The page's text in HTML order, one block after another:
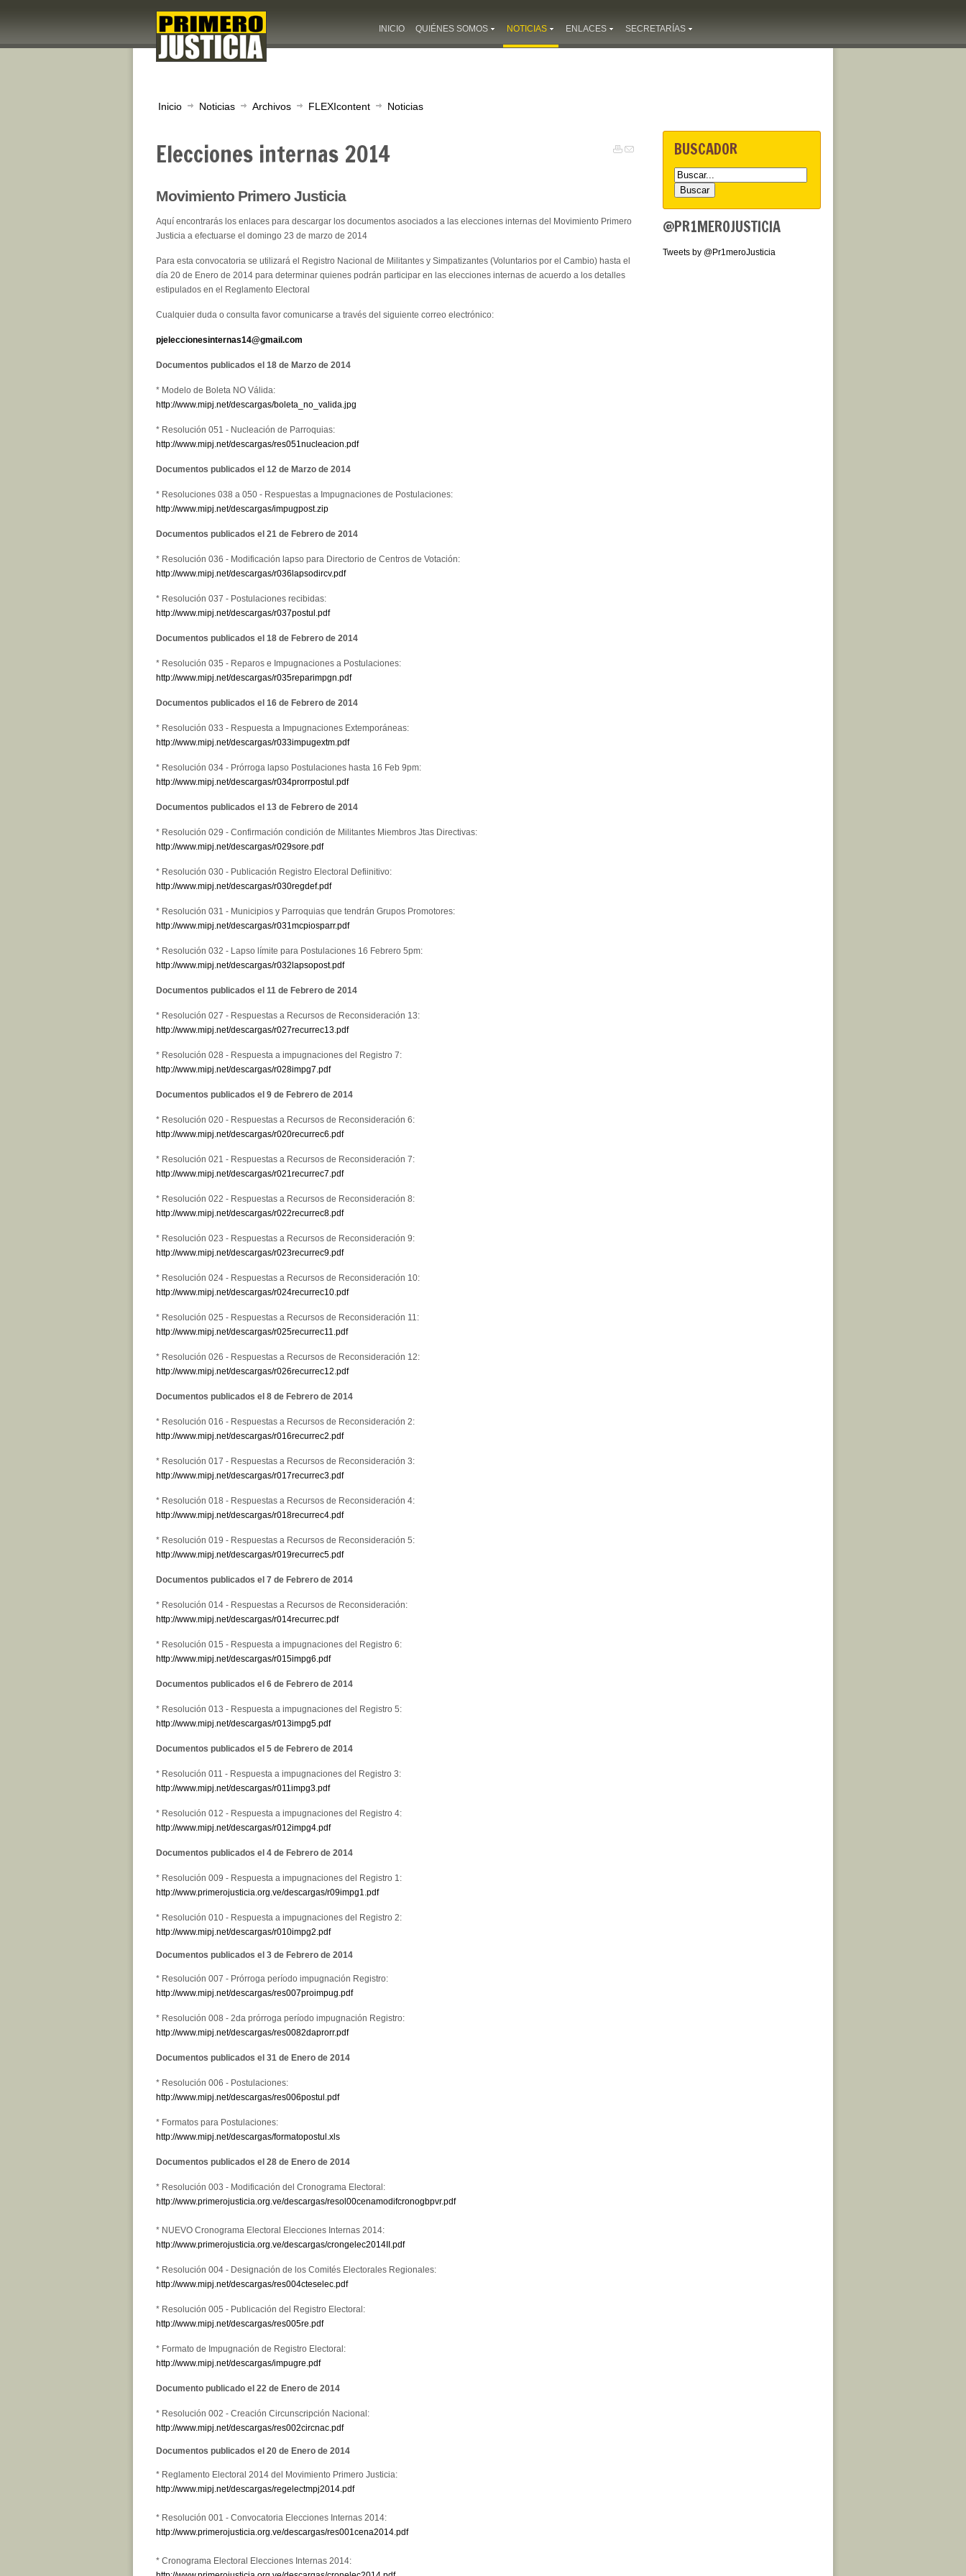
INICIO QUIÉNES SOMOS NOTICIAS ENLACES SECRETARÍAS
Inicio Noticias Archivos FLEXIcontent Noticias
Elecciones internas 2014
Movimiento Primero Justicia
Aquí encontrarás los enlaces para descargar los documentos asociados a las elecciones internas del Movimiento Primero
Justicia a efectuarse el domingo 23 de marzo de 2014
Para esta convocatoria se utilizará el Registro Nacional de Militantes y Simpatizantes (Voluntarios por el Cambio) hasta el
día 20 de Enero de 2014 para determinar quienes podrán participar en las elecciones internas de acuerdo a los detalles
estipulados en el Reglamento Electoral
Cualquier duda o consulta favor comunicarse a través del siguiente correo electrónico:
pjeleccionesinternas14@gmail.com
Documentos publicados el 18 de Marzo de 2014
* Modelo de Boleta NO Válida:
http://www.mipj.net/descargas/boleta_no_valida.jpg
* Resolución 051 - Nucleación de Parroquias:
http://www.mipj.net/descargas/res051nucleacion.pdf
Documentos publicados el 12 de Marzo de 2014
* Resoluciones 038 a 050 - Respuestas a Impugnaciones de Postulaciones:
http://www.mipj.net/descargas/impugpost.zip
Documentos publicados el 21 de Febrero de 2014
* Resolución 036 - Modificación lapso para Directorio de Centros de Votación:
http://www.mipj.net/descargas/r036lapsodircv.pdf
* Resolución 037 - Postulaciones recibidas:
http://www.mipj.net/descargas/r037postul.pdf
Documentos publicados el 18 de Febrero de 2014
* Resolución 035 - Reparos e Impugnaciones a Postulaciones:
http://www.mipj.net/descargas/r035reparimpgn.pdf
Documentos publicados el 16 de Febrero de 2014
* Resolución 033 - Respuesta a Impugnaciones Extemporáneas:
http://www.mipj.net/descargas/r033impugextm.pdf
* Resolución 034 - Prórroga lapso Postulaciones hasta 16 Feb 9pm:
http://www.mipj.net/descargas/r034prorrpostul.pdf
Documentos publicados el 13 de Febrero de 2014
* Resolución 029 - Confirmación condición de Militantes Miembros Jtas Directivas:
http://www.mipj.net/descargas/r029sore.pdf
* Resolución 030 - Publicación Registro Electoral Defiinitivo:
http://www.mipj.net/descargas/r030regdef.pdf
* Resolución 031 - Municipios y Parroquias que tendrán Grupos Promotores:
http://www.mipj.net/descargas/r031mcpiosparr.pdf
* Resolución 032 - Lapso límite para Postulaciones 16 Febrero 5pm:
http://www.mipj.net/descargas/r032lapsopost.pdf
Documentos publicados el 11 de Febrero de 2014
* Resolución 027 - Respuestas a Recursos de Reconsideración 13:
http://www.mipj.net/descargas/r027recurrec13.pdf
* Resolución 028 - Respuesta a impugnaciones del Registro 7:
http://www.mipj.net/descargas/r028impg7.pdf
Documentos publicados el 9 de Febrero de 2014
* Resolución 020 - Respuestas a Recursos de Reconsideración 6:
http://www.mipj.net/descargas/r020recurrec6.pdf
* Resolución 021 - Respuestas a Recursos de Reconsideración 7:
http://www.mipj.net/descargas/r021recurrec7.pdf
* Resolución 022 - Respuestas a Recursos de Reconsideración 8:
http://www.mipj.net/descargas/r022recurrec8.pdf
* Resolución 023 - Respuestas a Recursos de Reconsideración 9:
http://www.mipj.net/descargas/r023recurrec9.pdf
* Resolución 024 - Respuestas a Recursos de Reconsideración 10:
http://www.mipj.net/descargas/r024recurrec10.pdf
* Resolución 025 - Respuestas a Recursos de Reconsideración 11:
http://www.mipj.net/descargas/r025recurrec11.pdf
* Resolución 026 - Respuestas a Recursos de Reconsideración 12:
http://www.mipj.net/descargas/r026recurrec12.pdf
Documentos publicados el 8 de Febrero de 2014
* Resolución 016 - Respuestas a Recursos de Reconsideración 2:
http://www.mipj.net/descargas/r016recurrec2.pdf
* Resolución 017 - Respuestas a Recursos de Reconsideración 3:
http://www.mipj.net/descargas/r017recurrec3.pdf
* Resolución 018 - Respuestas a Recursos de Reconsideración 4:
http://www.mipj.net/descargas/r018recurrec4.pdf
* Resolución 019 - Respuestas a Recursos de Reconsideración 5:
http://www.mipj.net/descargas/r019recurrec5.pdf
Documentos publicados el 7 de Febrero de 2014
* Resolución 014 - Respuestas a Recursos de Reconsideración:
http://www.mipj.net/descargas/r014recurrec.pdf
* Resolución 015 - Respuesta a impugnaciones del Registro 6:
http://www.mipj.net/descargas/r015impg6.pdf
Documentos publicados el 6 de Febrero de 2014
* Resolución 013 - Respuesta a impugnaciones del Registro 5:
http://www.mipj.net/descargas/r013impg5.pdf
Documentos publicados el 5 de Febrero de 2014
* Resolución 011 - Respuesta a impugnaciones del Registro 3:
http://www.mipj.net/descargas/r011impg3.pdf
* Resolución 012 - Respuesta a impugnaciones del Registro 4:
http://www.mipj.net/descargas/r012impg4.pdf
Documentos publicados el 4 de Febrero de 2014
* Resolución 009 - Respuesta a impugnaciones del Registro 1:
http://www.primerojusticia.org.ve/descargas/r09impg1.pdf
* Resolución 010 - Respuesta a impugnaciones del Registro 2:
http://www.mipj.net/descargas/r010impg2.pdf
Documentos publicados el 3 de Febrero de 2014
* Resolución 007 - Prórroga período impugnación Registro:
http://www.mipj.net/descargas/res007proimpug.pdf
* Resolución 008 - 2da prórroga período impugnación Registro:
http://www.mipj.net/descargas/res0082daprorr.pdf
Documentos publicados el 31 de Enero de 2014
* Resolución 006 - Postulaciones:
http://www.mipj.net/descargas/res006postul.pdf
* Formatos para Postulaciones:
http://www.mipj.net/descargas/formatopostul.xls
Documentos publicados el 28 de Enero de 2014
* Resolución 003 - Modificación del Cronograma Electoral:
http://www.primerojusticia.org.ve/descargas/resol00cenamodifcronogbpvr.pdf
* NUEVO Cronograma Electoral Elecciones Internas 2014:
http://www.primerojusticia.org.ve/descargas/crongelec2014II.pdf
* Resolución 004 - Designación de los Comités Electorales Regionales:
http://www.mipj.net/descargas/res004cteselec.pdf
* Resolución 005 - Publicación del Registro Electoral:
http://www.mipj.net/descargas/res005re.pdf
* Formato de Impugnación de Registro Electoral:
http://www.mipj.net/descargas/impugre.pdf
Documento publicado el 22 de Enero de 2014
* Resolución 002 - Creación Circunscripción Nacional:
http://www.mipj.net/descargas/res002circnac.pdf
Documentos publicados el 20 de Enero de 2014
* Reglamento Electoral 2014 del Movimiento Primero Justicia:
http://www.mipj.net/descargas/regelectmpj2014.pdf
* Resolución 001 - Convocatoria Elecciones Internas 2014:
http://www.primerojusticia.org.ve/descargas/res001cena2014.pdf
* Cronograma Electoral Elecciones Internas 2014:
BUSCADOR
@PR1MEROJUSTICIA
Tweets by @Pr1meroJusticia